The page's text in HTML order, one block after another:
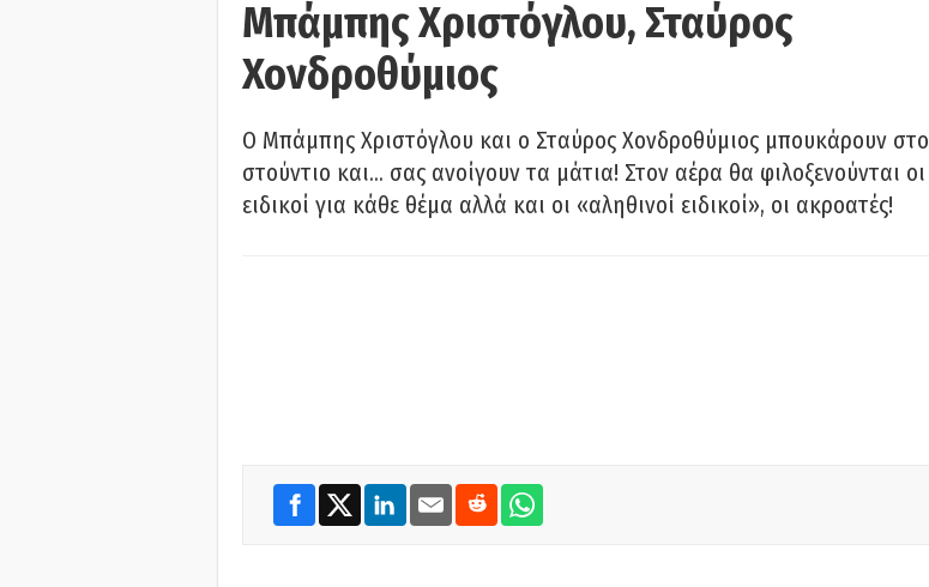
Μπάμπης Χριστόγλου, Σταύρος
Χονδροθύμιος
O Μπάμπης Χριστόγλου και ο Σταύρος Χονδροθύμιος μπουκάρουν στο
στούντιο και… σας ανοίγουν τα μάτια! Στον αέρα θα φιλοξενούνται οι
ειδικοί για κάθε θέμα αλλά και οι «αληθινοί ειδικοί», οι ακροατές!